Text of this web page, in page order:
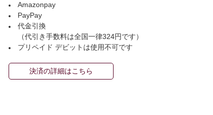
Amazonpay
PayPay
代金引換
（代引き手数料は全国一律324円です）
プリペイド デビットは使用不可です
決済の詳細はこちら